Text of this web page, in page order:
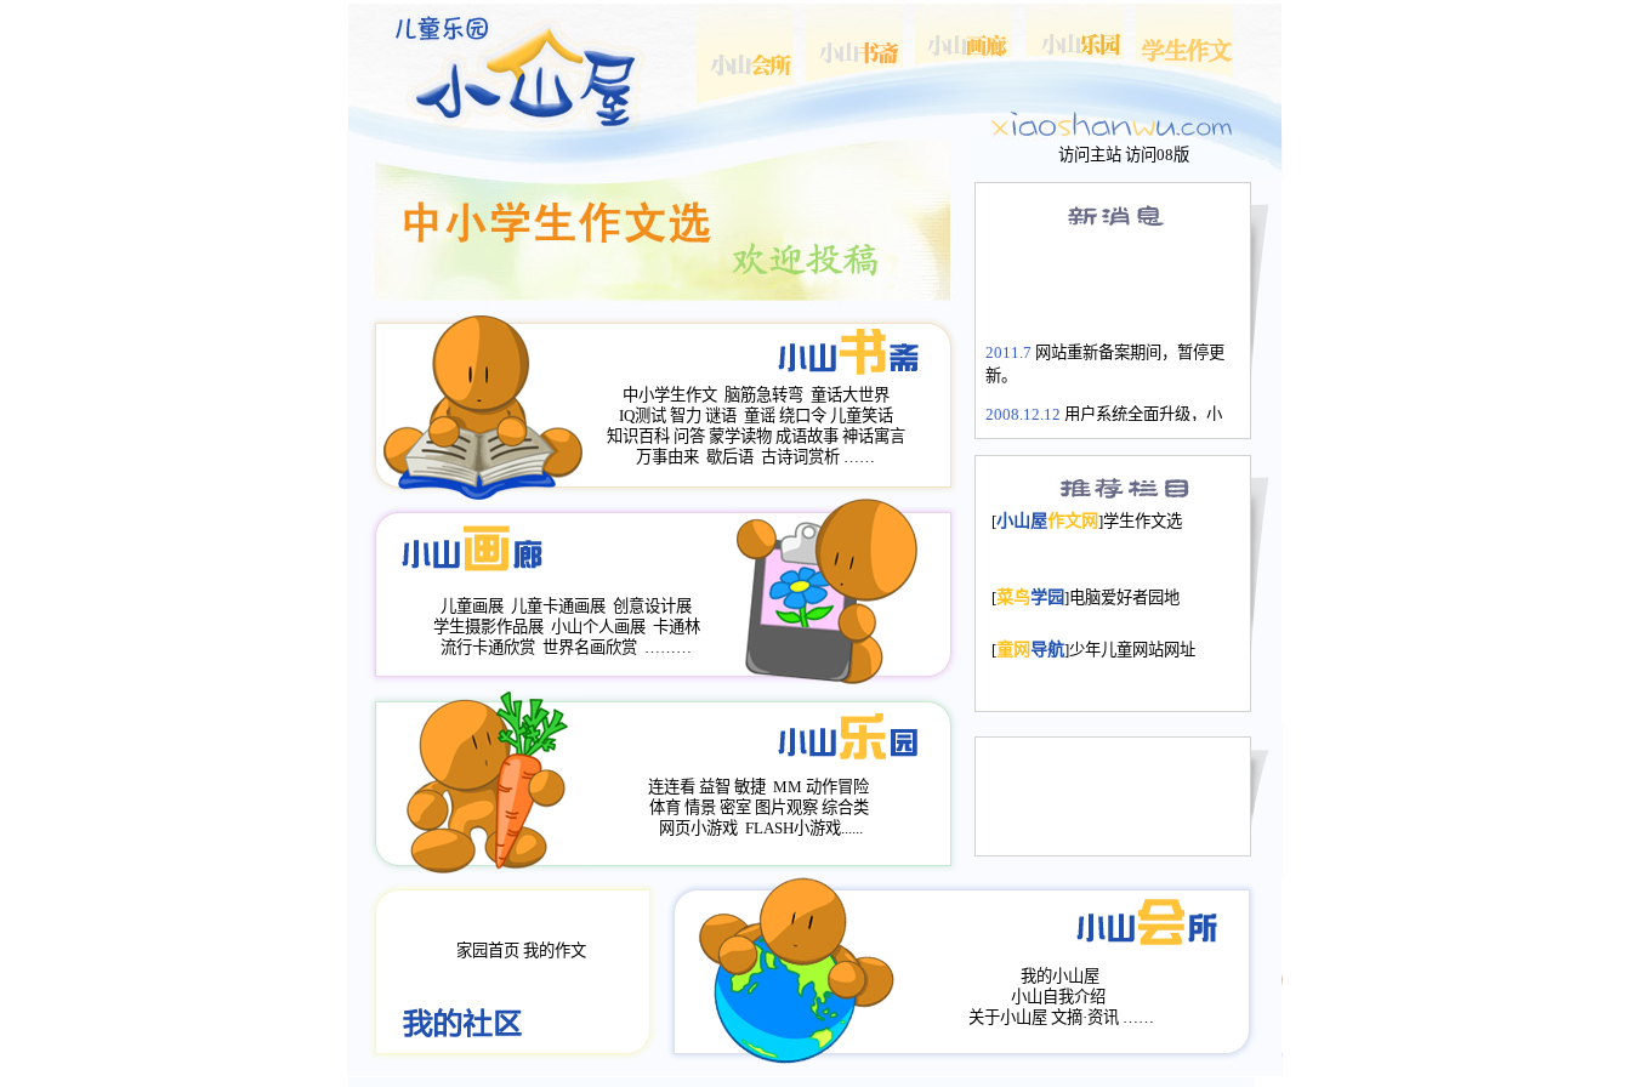
访问主站 访问08版
2011.7 网站重新备案期间，暂停更
新。
2008.12.12 用户系统全面升级，小
山屋主站、作文网、学生作文、家
长会、家园网－个人空间，用户一
次注册全部通行。
2008.12.12家园网正式运行，域
年，2009版提前启用，小山屋全面
小山画廊均增加多个新栏目。。
评分、顶功能，作文宝典改版。
[小山屋作文网]学生作文选
[菜鸟学园]电脑爱好者园地
[童网导航]少年儿童网站网址
中小学生作文 脑筋急转弯 童话大世界
IQ测试 智力 谜语 童谣 绕口令 儿童笑话
知识百科 问答 蒙学读物 成语故事 神话寓言
万事由来 歇后语 古诗词赏析 ……
儿童画展 儿童卡通画展 创意设计展
学生摄影作品展 小山个人画展 卡通林
流行卡通欣赏 世界名画欣赏 ………
连连看 益智 敏捷 MM 动作冒险
体育 情景 密室 图片观察 综合类
网页小游戏 FLASH小游戏......
家园首页 我的作文
我的小山屋
小山自我介绍
关于小山屋 文摘·资讯 ……